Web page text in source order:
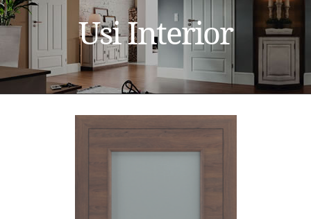
Usi Interior